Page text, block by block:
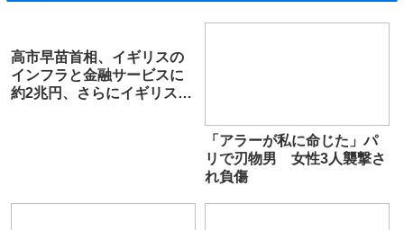
高市早苗首相、イギリスの
インフラと金融サービスに
約2兆円、さらにイギリスの
「アラーが私に命じた」パ
リで刃物男 女性3人襲撃さ
れ負傷